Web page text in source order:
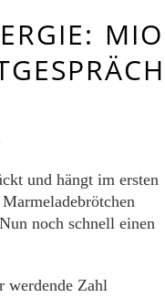
MIO
und hängt im ersten
noch schnell einen
werdende Zahl